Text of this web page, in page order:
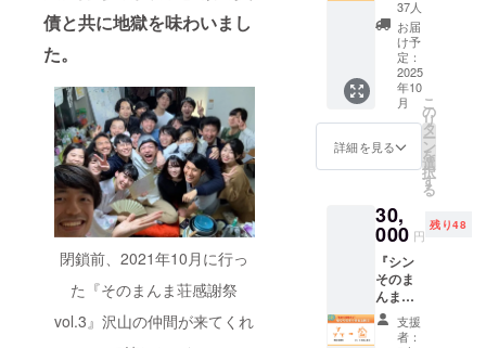
債と共に地獄を味わいまし
た。
閉鎖前、2021年10月に行っ
た『そのまんま荘感謝祭
vol.3』沢山の仲間が来てくれ
生が運
営する
で、"あ
なたと
同じ目
線"でコ
ンテン
ツや交
気をつ
くって
いきま
す！ ▽
なぜこ
のコ
ミュニ
ティを
分らし
い生き
方を選
ぶ力に
つな
がって
いく。
若者を
迎える
こと
さま自
身に
とって
も新し
い体験
になる
はずで
す。 も
とこと
添えて
いただ
けたら
とても
励みに
なりま
す。 任
意では
ありま
どんな
内容で
も大歓
迎で
す！ ▽
最後に
── 「地
方から
た家具
の写真
や、実
際に
使って
いる若
者たち
をご報
告させ
だきま
す ※ 乾
燥機や
ベッド
等の購
入を予
定して
おりま
すが、
えてお1
人から
シェア
お願い
できま
せんで
の1人か
ら熱が
たな熱
を呼び
起こす
こと
で、若
者の挑
戦を後
押しで
はメー
ルにて
お届け
いたし
ます。
※送付時
期が変
る場合
は事前
いただ
きます
ので、
ご了承
くださ
い。
（5月送
付予
定） ②
活動報
告レ
ポート
(10月送
付予定)
※お気持
支援も
心より
感謝い
たしま
す。 ※
送付時
期が変
更とな
【とこ
とん応
援プラ
ン】限
定で、
滞在し
た若者1
名か
ら、感
メッ
セージ
け！
「シン
そのま
んま荘
で過ご
たちが
どんな
想いで
上京
し、ど
んな経
験をし
ている
のか。
リー
を、支
じて集
めた
データ
とイン
を、1名
の若者
に寄贈
するリ
ターン
です！
若者た
ちが新
たな仲
スに出
会う瞬
間を、
あなた
の応援
で後押
しして
いただ
37人
お届
け予
定：
2025
年10
月
詳細を見る
こ
の
リ
タ
ー
ン
を
選
択
す
る
30,
000 円
残り48
『シン
そのま
んま
荘』
は、挑
支援
者：